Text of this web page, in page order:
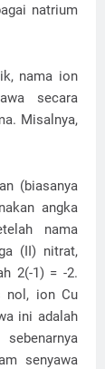
natrium
nama ion
secara
Misalnya,
(biasanya
angka
nama
(II) nitrat,
2(-1) = -2.
nol, ion Cu
ini adalah
senyawa